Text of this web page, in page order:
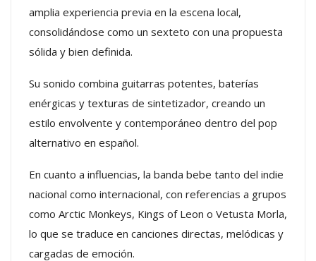
amplia experiencia previa en la escena local,
consolidándose como un sexteto con una propuesta
sólida y bien definida.
Su sonido combina guitarras potentes, baterías
enérgicas y texturas de sintetizador, creando un
estilo envolvente y contemporáneo dentro del pop
alternativo en español.
En cuanto a influencias, la banda bebe tanto del indie
nacional como internacional, con referencias a grupos
como Arctic Monkeys, Kings of Leon o Vetusta Morla,
lo que se traduce en canciones directas, melódicas y
cargadas de emoción.